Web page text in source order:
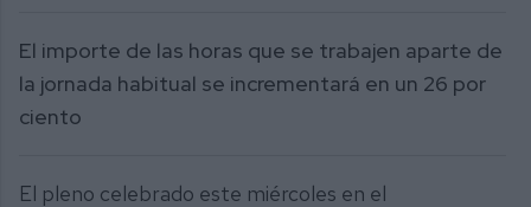
El importe de las horas que se trabajen aparte de
la jornada habitual se incrementará en un 26 por
ciento
El pleno celebrado este miércoles en el